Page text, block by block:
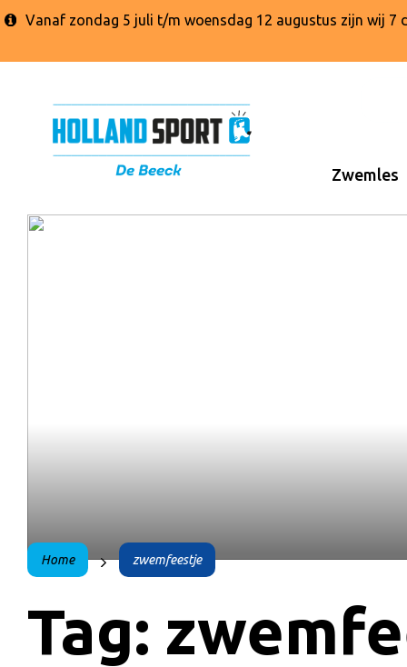
Vanaf zondag 5 juli t/m woensdag 12 augustus zijn wij 7
Zwemles
Home zwemfeestje
Tag: